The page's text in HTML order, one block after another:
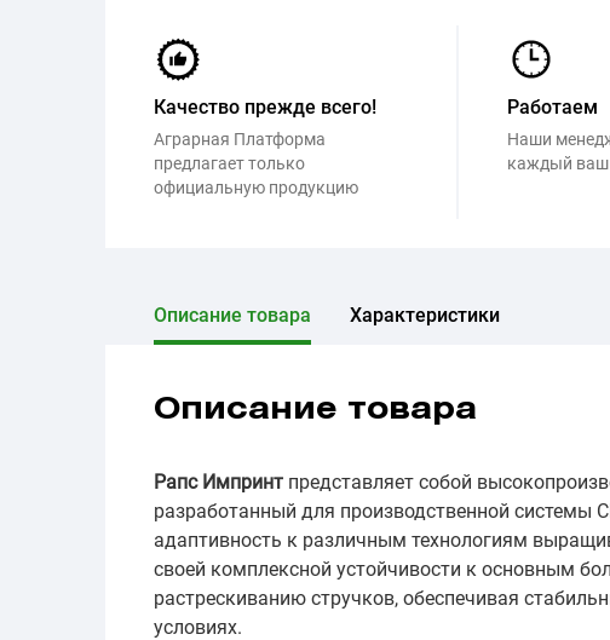
Качество прежде всего!
Аграрная Платформа
предлагает только
официальную продукцию
Работаем
Наши
каждый ваш
Описание товара Характеристики
Описание товара
Рапс Импринт представляет собой
разработанный для производственной системы
адаптивность к различным технологиям
своей комплексной устойчивости к основным
растрескиванию стручков, обеспечивая
условиях.